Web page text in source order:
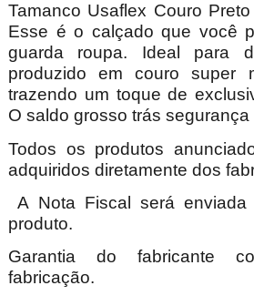
Tamanco Usaflex Couro
Esse é o calçado que você
guarda roupa. Ideal para
produzido em couro super
trazendo um toque de
O saldo grosso trás
Todos os produtos
adquiridos diretamente dos
A Nota Fiscal será enviada
produto.
Garantia do fabricante
fabricação.